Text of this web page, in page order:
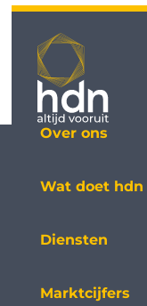
Over ons
Wat doet hdn
Diensten
Marktcijfers